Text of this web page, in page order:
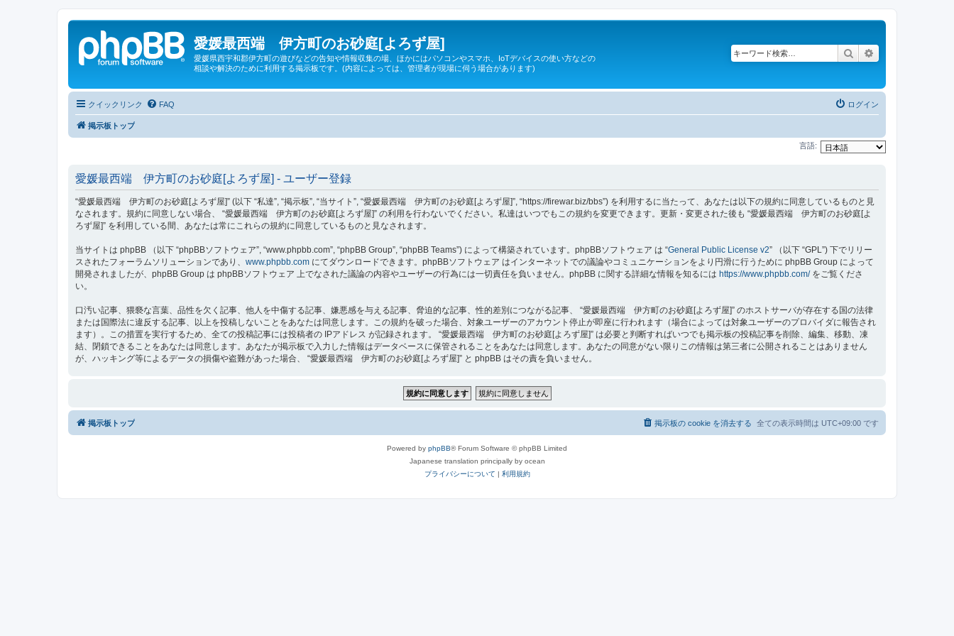
愛媛最西端 伊方町のお砂庭[よろず屋]
愛媛県西宇和郡伊方町の遊びなどの告知や情報収集の場、ほかにはパソコンやスマホ、IoTデバイスの使い方などの
相談や解決のために利用する掲示板です。(内容によっては、管理者が現場に伺う場合があります)
検索
クイックリンク FAQ ログイン
掲示板トップ
言語:
愛媛最西端 伊方町のお砂庭[よろず屋] - ユーザー登録
“愛媛最西端 伊方町のお砂庭[よろず屋]” (以下 “私達”, “掲示板”, “当サイト”, “愛媛最西端 伊方町のお砂庭[よろず屋]”, “https://firewar.biz/bbs”) を利用するに当たって、あなたは以下の規約に同意しているものと見
なされます。規約に同意しない場合、 “愛媛最西端 伊方町のお砂庭[よろず屋]” の利用を行わないでください。私達はいつでもこの規約を変更できます。更新・変更された後も “愛媛最西端 伊方町のお砂庭[よ
ろず屋]” を利用している間、あなたは常にこれらの規約に同意しているものと見なされます。
当サイトは phpBB （以下 “phpBBソフトウェア”, “www.phpbb.com”, “phpBB Group”, “phpBB Teams”) によって構築されています。phpBBソフトウェア は “General Public License v2” （以下 “GPL”) 下でリリー
スされたフォーラムソリューションであり、 www.phpbb.com にてダウンロードできます。phpBBソフトウェア はインターネットでの議論やコミュニケーションをより円滑に行うために phpBB Group によって
開発されましたが、phpBB Group は phpBBソフトウェア 上でなされた議論の内容やユーザーの行為には一切責任を負いません。phpBB に関する詳細な情報を知るには https://www.phpbb.com/をご覧くださ
い。
口汚い記事、猥褻な言葉、品性を欠く記事、他人を中傷する記事、嫌悪感を与える記事、脅迫的な記事、性的差別につながる記事、 “愛媛最西端 伊方町のお砂庭[よろず屋]” のホストサーバが存在する国の法律
または国際法に違反する記事、以上を投稿しないことをあなたは同意します。この規約を破った場合、対象ユーザーのアカウント停止が即座に行われます（場合によっては対象ユーザーのプロバイダに報告され
ます）。この措置を実行するため、全ての投稿記事には投稿者の IPアドレス が記録されます。 “愛媛最西端 伊方町のお砂庭[よろず屋]” は必要と判断すればいつでも掲示板の投稿記事を削除、編集、移動、凍
結、閉鎖できることをあなたは同意します。あなたが掲示板で入力した情報はデータベースに保管されることをあなたは同意します。あなたの同意がない限りこの情報は第三者に公開されることはありません
が、ハッキング等によるデータの損傷や盗難があった場合、 “愛媛最西端 伊方町のお砂庭[よろず屋]” と phpBB はその責を負いません。
掲示板トップ 全ての表示時間は UTC+09:00 です
掲示板の cookie を消去する
Powered by phpBB® Forum Software © phpBB Limited
Japanese translation principally by ocean
プライバシーについて | 利用規約